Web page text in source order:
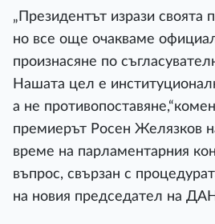
„Президентът изрази своята
но все още очакваме
произнасяне по
Нашата цел е
а не
премиерът Росен Желязков
време на парламентарния
въпрос, свързан с
на новия председател на